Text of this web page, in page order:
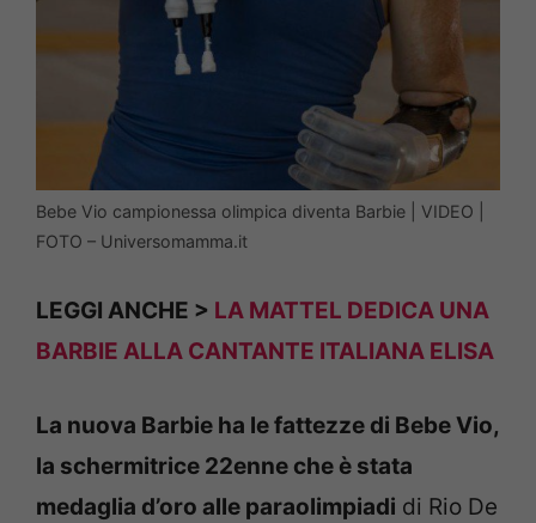
Bebe Vio campionessa olimpica diventa Barbie | VIDEO |
FOTO – Universomamma.it
LEGGI ANCHE > LA MATTEL DEDICA UNA
BARBIE ALLA CANTANTE ITALIANA ELISA
La nuova Barbie ha le fattezze di Bebe Vio,
la schermitrice 22enne che è stata
medaglia d’oro alle paraolimpiadi di Rio De